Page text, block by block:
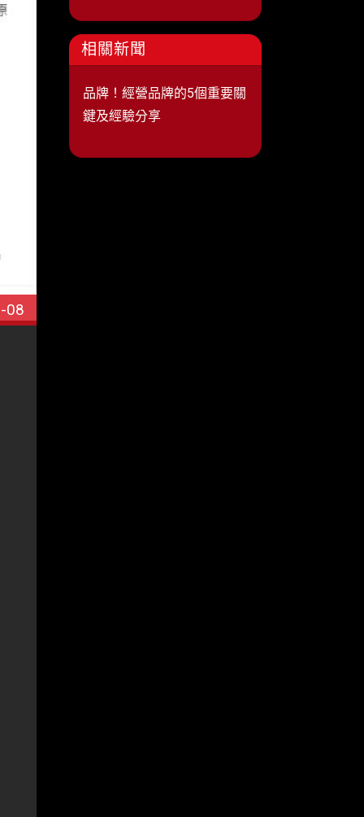
08
相關新聞
品牌！經營品牌的5個重要關
鍵及經驗分享